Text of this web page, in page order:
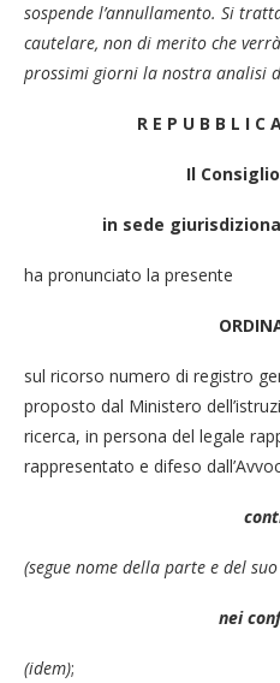
sospende l’annullamento. Si
cautelare, non di merito che
prossimi giorni la nostra analisi
R E P U B B L I C
Il
in sede
ha pronunciato la presente
sul ricorso numero di registro
proposto dal Ministero
ricerca, in persona del legale
rappresentato e difeso
(segue nome della parte e del
nei
(idem);